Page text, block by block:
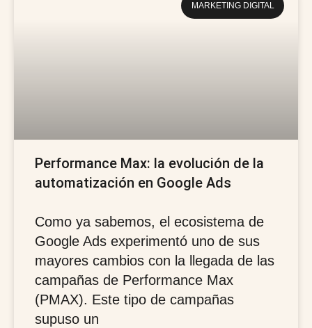
MARKETING DIGITAL
Performance Max: la evolución de la
automatización en Google Ads
Como ya sabemos, el ecosistema de
Google Ads experimentó uno de sus
mayores cambios con la llegada de las
campañas de Performance Max
(PMAX). Este tipo de campañas
supuso un